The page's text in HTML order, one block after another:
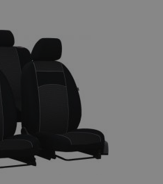
desideri